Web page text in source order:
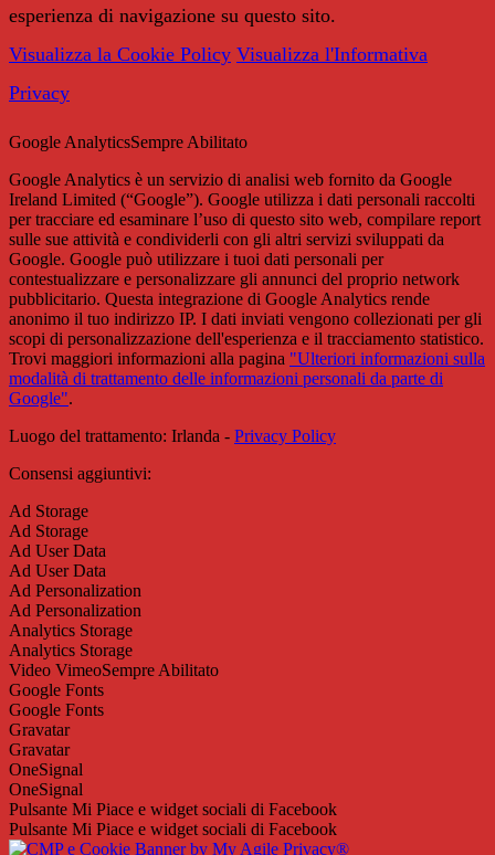
esperienza di navigazione su questo sito.
Visualizza la Cookie Policy Visualizza l'Informativa
Privacy
Google AnalyticsSempre Abilitato
Google Analytics è un servizio di analisi web fornito da Google
Ireland Limited (“Google”). Google utilizza i dati personali raccolti
per tracciare ed esaminare l’uso di questo sito web, compilare report
sulle sue attività e condividerli con gli altri servizi sviluppati da
Google. Google può utilizzare i tuoi dati personali per
contestualizzare e personalizzare gli annunci del proprio network
pubblicitario. Questa integrazione di Google Analytics rende
anonimo il tuo indirizzo IP. I dati inviati vengono collezionati per gli
scopi di personalizzazione dell'esperienza e il tracciamento statistico.
Trovi maggiori informazioni alla pagina "Ulteriori informazioni sulla
modalità di trattamento delle informazioni personali da parte di
Google".
Luogo del trattamento: Irlanda - Privacy Policy
Consensi aggiuntivi:
Ad Storage
Ad Storage
Ad User Data
Ad User Data
Ad Personalization
Ad Personalization
Analytics Storage
Analytics Storage
Video VimeoSempre Abilitato
Google Fonts
Google Fonts
Gravatar
Gravatar
OneSignal
OneSignal
Pulsante Mi Piace e widget sociali di Facebook
Pulsante Mi Piace e widget sociali di Facebook